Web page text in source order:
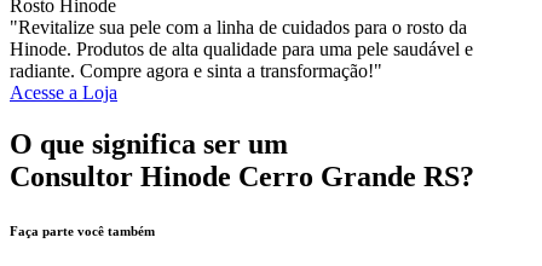
Rosto Hinode
"Revitalize sua pele com a linha de cuidados para o rosto da
Hinode. Produtos de alta qualidade para uma pele saudável e
radiante. Compre agora e sinta a transformação!"
Acesse a Loja
O que significa ser um
Consultor Hinode Cerro Grande RS?
Faça parte você também